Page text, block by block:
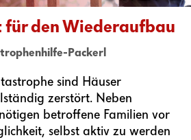
für den Wiederaufbau
Packerl
sind Häuser
zerstört. Neben
betroffene Familien vor
selbst aktiv zu werden